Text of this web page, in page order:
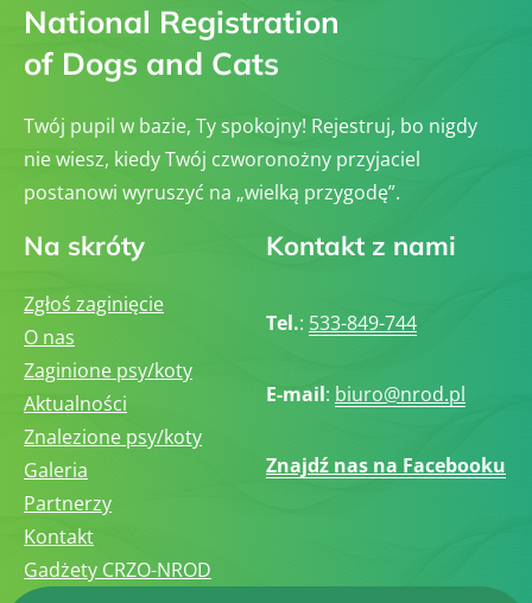
National Registration
of Dogs and Cats
Twój pupil w bazie, Ty spokojny! Rejestruj, bo nigdy
nie wiesz, kiedy Twój czworonożny przyjaciel
postanowi wyruszyć na „wielką przygodę”.
Na skróty
Zgłoś zaginięcie
O nas
Zaginione psy/koty
Aktualności
Znalezione psy/koty
Galeria
Partnerzy
Kontakt
Gadżety CRZO-NROD
Kontakt z nami
Tel.: 533-849-744
E-mail: biuro@nrod.pl
Znajdź nas na Facebooku